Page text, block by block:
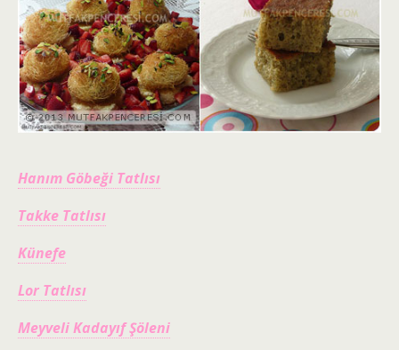
Hanım Göbeği Tatlısı
Takke Tatlısı
Künefe
Lor Tatlısı
Meyveli Kadayıf Şöleni